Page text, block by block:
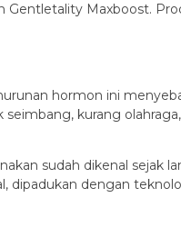
Gentletality Maxboost.
hormon ini
kurang
sudah dikenal sejak
dipadukan dengan